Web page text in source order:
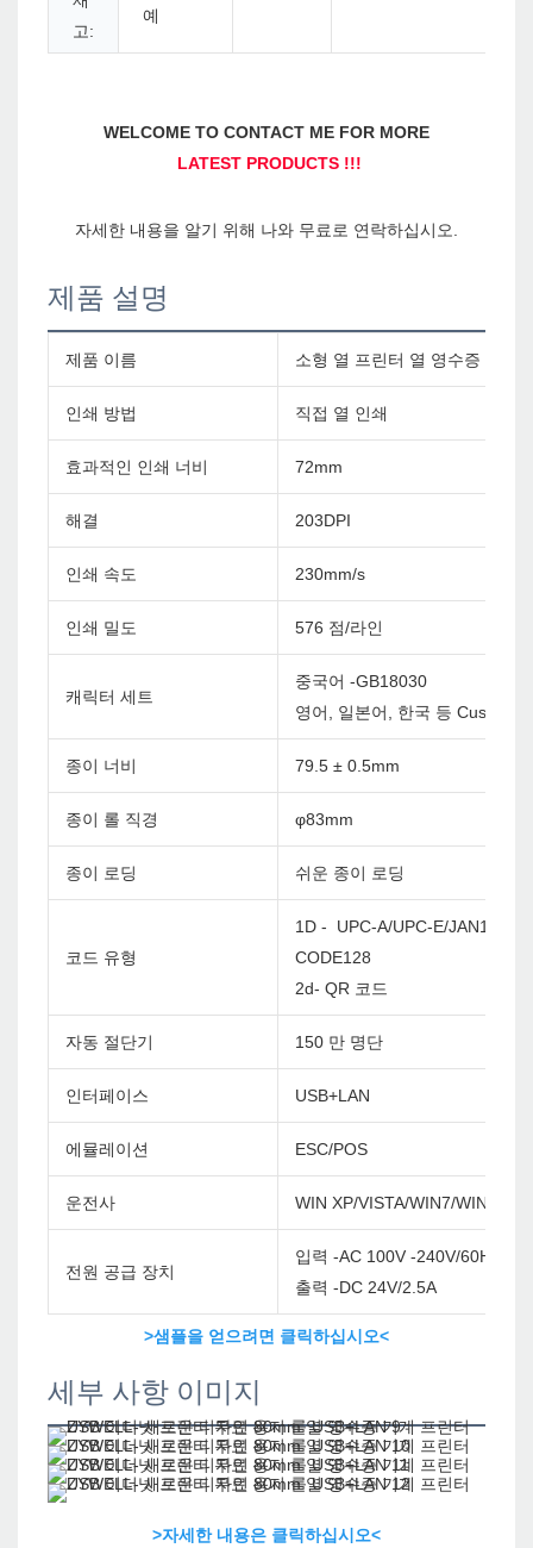
고:
예
제품 설명
제품 이름 소형 열 프린터 열 영수증 58m
인쇄 방법 직접 열 인쇄
효과적인 인쇄 너비 72mm
해결 203DPI
인쇄 속도 230mm/s
인쇄 밀도 576 점/라인
캐릭터 세트
중국어 -GB18030
영어, 일본어, 한국 등 Custom
종이 너비 79.5 ± 0.5mm
종이 롤 직경 φ83mm
종이 로딩 쉬운 종이 로딩
코드 유형
1D - UPC-A/UPC-E/
CODE128
2d- QR 코드
자동 절단기 150 만 명단
인터페이스 USB+LAN
에뮬레이션 ESC/POS
운전사 WIN XP/VISTA/WIN7/WIN8/
전원 공급 장치
입력 -AC 100V -240V/60Hz
출력 -DC 24V/2.5A
>샘플을 얻으려면 클릭하십시오<
세부 사항 이미지
>자세한 내용은 클릭하십시오<